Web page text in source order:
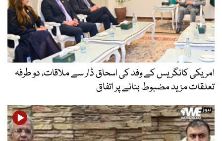
امریکی کانگریس کے وفد کی اسحاق ڈار سے ملاقات، دو طرفہ
تعلقات مزید مضبوط بنانے پر اتفاق